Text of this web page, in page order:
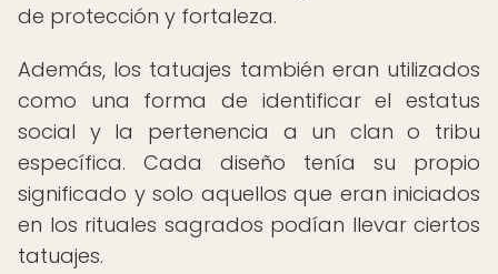
de protección y fortaleza.
Además, los tatuajes también eran utilizados
como una forma de identificar el estatus
social y la pertenencia a un clan o tribu
específica. Cada diseño tenía su propio
significado y solo aquellos que eran iniciados
en los rituales sagrados podían llevar ciertos
tatuajes.